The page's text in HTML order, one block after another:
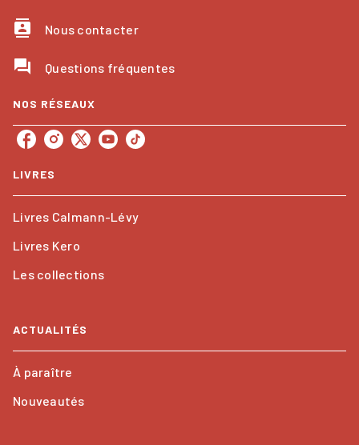
contacts Nous contacter
question_answer Questions fréquentes
NOS RÉSEAUX
LIVRES
Livres Calmann-Lévy
Livres Kero
Les collections
ACTUALITÉS
À paraître
Nouveautés